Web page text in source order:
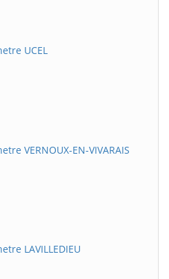
UCEL
VERNOUX-EN-VIVARAIS
LAVILLEDIEU